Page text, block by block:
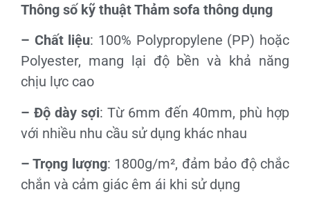
Thông số kỹ thuật Thảm sofa thông dụng
– Chất liệu: 100% Polypropylene (PP) hoặc
Polyester, mang lại độ bền và khả năng
chịu lực cao
– Độ dày sợi: Từ 6mm đến 40mm, phù hợp
với nhiều nhu cầu sử dụng khác nhau
– Trọng lượng: 1800g/m², đảm bảo độ chắc
chắn và cảm giác êm ái khi sử dụng